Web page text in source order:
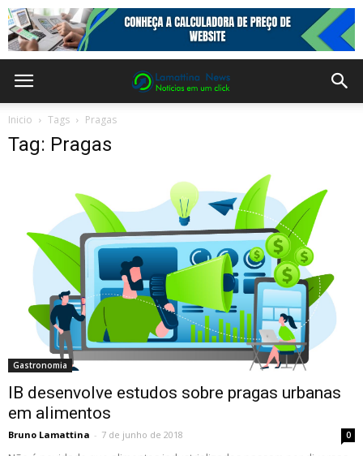
Inicio Tags Pragas
Tag: Pragas
Gastronomia
IB desenvolve estudos sobre pragas urbanas
em alimentos
Bruno Lamattina - 7 de junho de 2018 0